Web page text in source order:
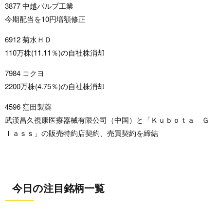
3877 中越パルプ工業
今期配当を10円増額修正
6912 菊水ＨＤ
110万株(11.11％)の自社株消却
7984 コクヨ
2200万株(4.75％)の自社株消却
4596 窪田製薬
武漢昌久視康医療器械有限公司（中国）と「Ｋｕｂｏｔａ Ｇ
ｌａｓｓ」の販売特約店契約、売買契約を締結
今日の注目銘柄一覧